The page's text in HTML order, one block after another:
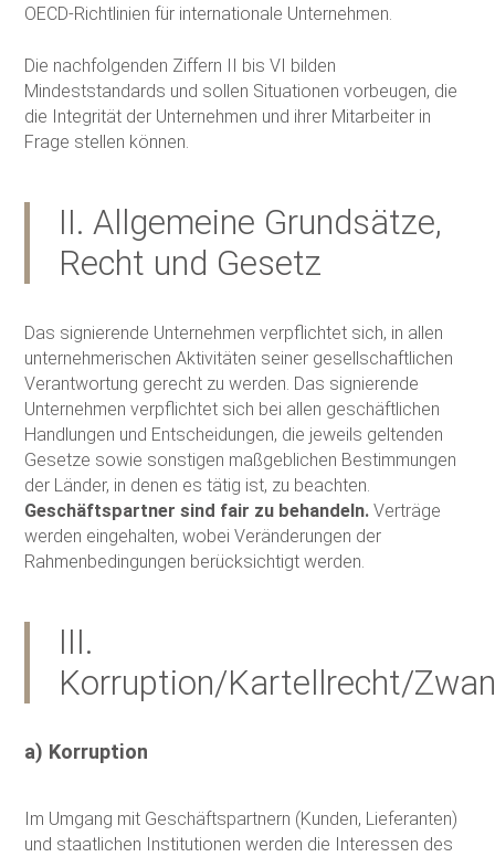
OECD-Richtlinien für internationale Unternehmen.
Die nachfolgenden Ziffern II bis VI bilden
Mindeststandards und sollen Situationen vorbeugen, die
die Integrität der Unternehmen und ihrer Mitarbeiter in
Frage stellen können.
II. Allgemeine Grundsätze,
Recht und Gesetz
Das signierende Unternehmen verpflichtet sich, in allen
unternehmerischen Aktivitäten seiner gesellschaftlichen
Verantwortung gerecht zu werden. Das signierende
Unternehmen verpflichtet sich bei allen geschäftlichen
Handlungen und Entscheidungen, die jeweils geltenden
Gesetze sowie sonstigen maßgeblichen Bestimmungen
der Länder, in denen es tätig ist, zu beachten.
Geschäftspartner sind fair zu behandeln. Verträge
werden eingehalten, wobei Veränderungen der
Rahmenbedingungen berücksichtigt werden.
III.
Korruption/Kartellrecht/
a) Korruption
Im Umgang mit Geschäftspartnern (Kunden, Lieferanten)
und staatlichen Institutionen werden die Interessen des